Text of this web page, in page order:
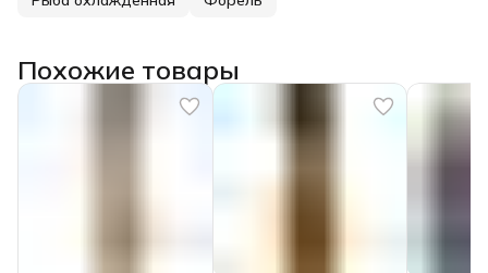
Похожие товары